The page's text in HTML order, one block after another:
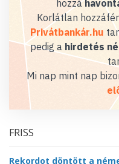
hozzá
Korlátlan
Privátbankár.hu
pedig a hirdetés
Mi nap mint nap
FRISS
Rekordot döntött a